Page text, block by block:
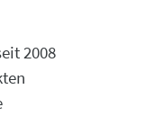
2008